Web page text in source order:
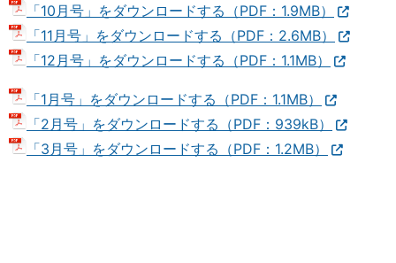
「10月号」をダウンロードする（PDF：1.9MB）
「11月号」をダウンロードする（PDF：2.6MB）
「12月号」をダウンロードする（PDF：1.1MB）
「1月号」をダウンロードする（PDF：1.1MB）
「2月号」をダウンロードする（PDF：939kB）
「3月号」をダウンロードする（PDF：1.2MB）